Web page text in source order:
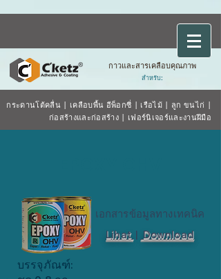
กาวและสารเคลือบคุณภาพ
สำหรับ:
กระดานโต้คลื่น | เคลือบพื้น อีพ็อกซี่ | เรือไม้ | ลูก ขนไก่ |
ก่อสร้างและก่อสร้าง | เฟอร์นิเจอร์และงานฝีมือ
Lihat | Download
เอกสารข้อมูลทางเทคนิค
บรรจุภัณฑ์: